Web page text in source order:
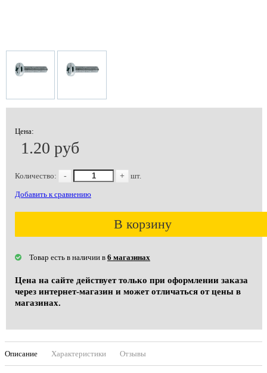
Цена:
1.20 руб
Количество: - + шт.
Добавить к сравнению
В корзину
Товар есть в наличии в 6 магазинах
Цена на сайте действует только при оформлении заказа
через интернет-магазин и может отличаться от цены в
магазинах.
Описание Характеристики Отзывы